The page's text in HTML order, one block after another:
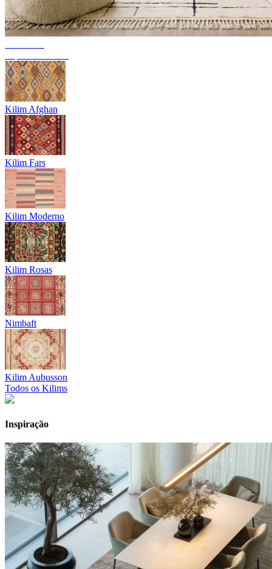
Kilim Afghan
Kilim Fars
Kilim Moderno
Kilim Rosas
Nimbaft
Kilim Aubusson
Todos os Kilims
Inspiração